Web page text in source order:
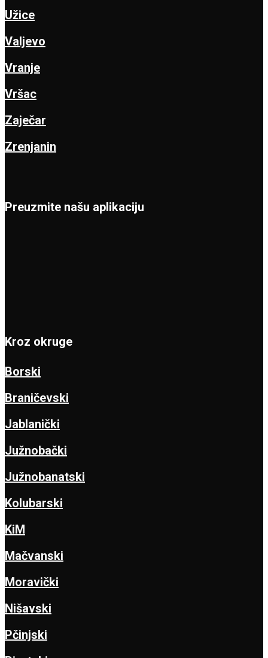
Užice
Valjevo
Vranje
Vršac
Zaječar
Zrenjanin
Preuzmite našu aplikaciju
Kroz okruge
Borski
Braničevski
Jablanički
Južnobački
Južnobanatski
Kolubarski
KiM
Mačvanski
Moravički
Nišavski
Pčinjski